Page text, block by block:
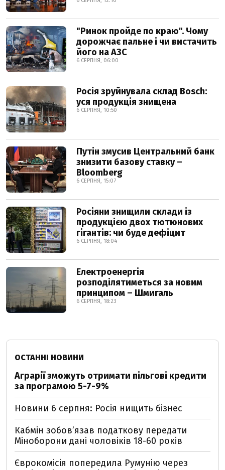
"Ринок пройде по краю". Чому
дорожчає пальне і чи вистачить
його на АЗС
6 СЕРПНЯ, 06:00
Росія зруйнувала склад Bosch:
уся продукція знищена
6 СЕРПНЯ, 10:50
Путін змусив Центральний банк
знизити базову ставку –
Bloomberg
6 СЕРПНЯ, 15:07
Росіяни знищили склади із
продукцією двох тютюнових
гігантів: чи буде дефіцит
6 СЕРПНЯ, 18:04
Електроенергія
розподілятиметься за новим
принципом – Шмигаль
6 СЕРПНЯ, 18:23
ОСТАННІ НОВИНИ
Аграрії зможуть отримати пільгові кредити
за програмою 5-7-9%
Новини 6 серпня: Росія нищить бізнес
Кабмін зобовʼязав податкову передати
Міноборони дані чоловіків 18-60 років
Єврокомісія попередила Румунію через